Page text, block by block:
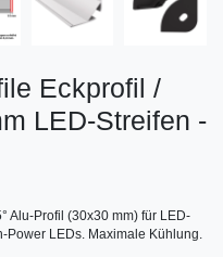
Eckprofil /
LED-Streifen -
Alu-Profil (30x30 mm) für LED-
Power LEDs. Maximale Kühlung.